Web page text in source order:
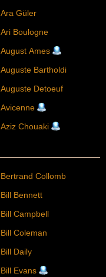
Ara Güler
Ari Boulogne
August Ames
Auguste Bartholdi
Auguste Detoeuf
Avicenne
Aziz Chouaki
Bertrand Collomb
Bill Bennett
Bill Campbell
Bill Coleman
Bill Daily
Bill Evans